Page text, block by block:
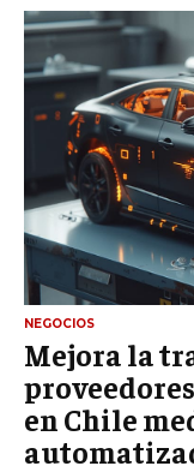
NEGOCIOS
Mejora la
en Chile